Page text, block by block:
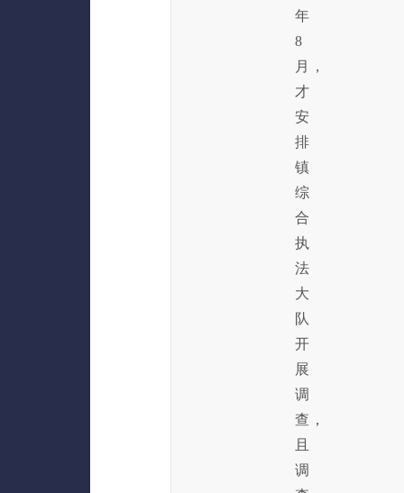
年
8
月，
才
安
排
镇
综
合
执
法
大
队
开
展
调
查，
且
调